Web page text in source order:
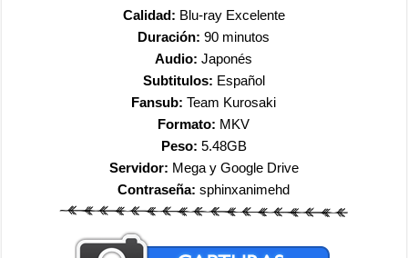
Calidad: Blu-ray Excelente
Duración: 90 minutos
Audio: Japonés
Subtitulos: Español
Fansub: Team Kurosaki
Formato: MKV
Peso: 5.48GB
Servidor: Mega y Google Drive
Contraseña: sphinxanimehd